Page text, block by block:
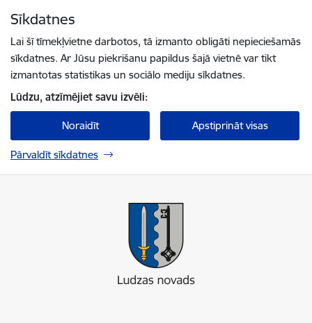
Sīkdatnes
Lai šī tīmekļvietne darbotos, tā izmanto obligāti nepieciešamās
sīkdatnes. Ar Jūsu piekrišanu papildus šajā vietnē var tikt
izmantotas statistikas un sociālo mediju sīkdatnes.
Lūdzu, atzīmējiet savu izvēli:
Noraidīt Apstiprināt visas
Pārvaldīt sīkdatnes